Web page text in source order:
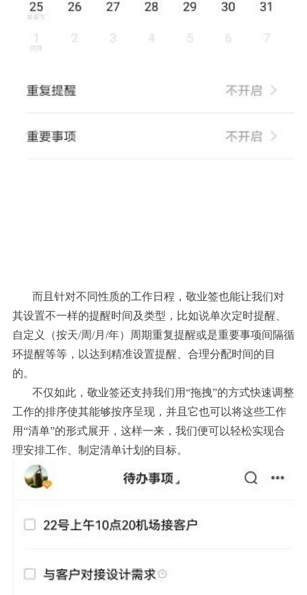
而且针对不同性质的工作日程，敬业签也能让我们对
其设置不一样的提醒时间及类型，比如说单次定时提醒、
自定义（按天/周/月/年）周期重复提醒或是重要事项间隔循
环提醒等等，以达到精准设置提醒、合理分配时间的目
的。
不仅如此，敬业签还支持我们用“拖拽”的方式快速调整
工作的排序使其能够按序呈现，并且它也可以将这些工作
用“清单”的形式展开，这样一来，我们便可以轻松实现合
理安排工作、制定清单计划的目标。